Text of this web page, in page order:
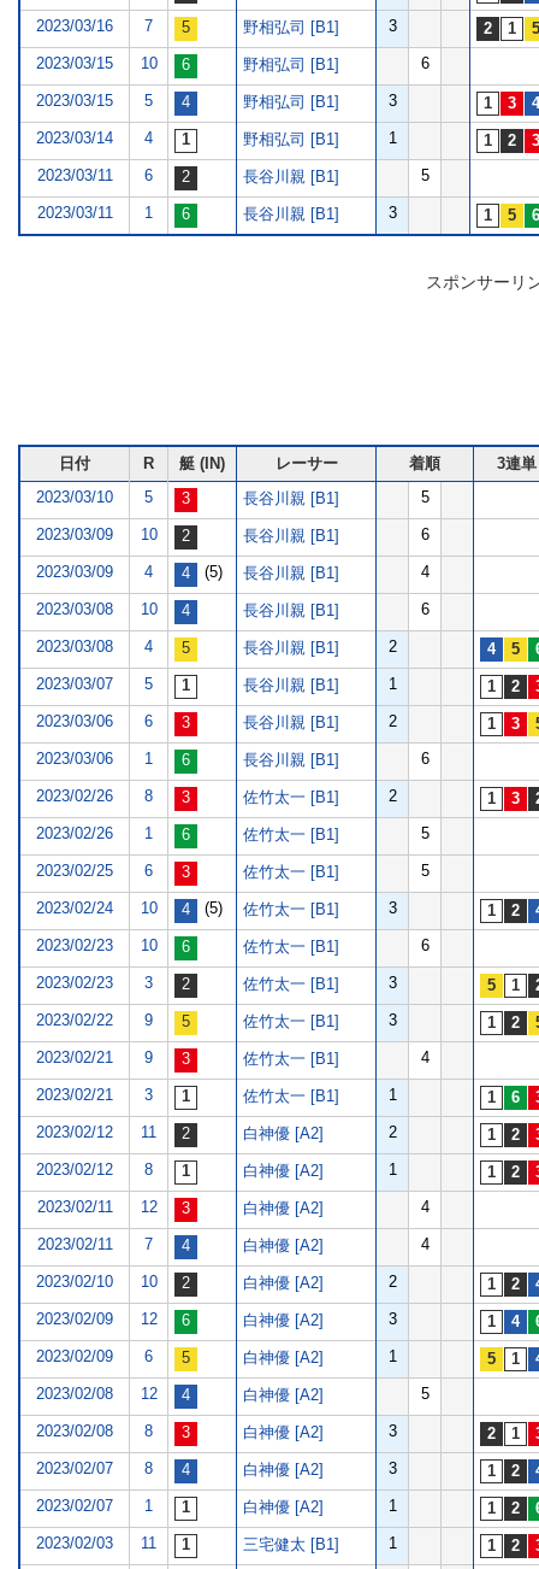
2023/03/16 7 野相弘司 [B1] 3
2023/03/15 10 野相弘司 [B1] 6
2023/03/15 5 野相弘司 [B1] 3
2023/03/14 4 野相弘司 [B1] 1
2023/03/11 6 長谷川親 [B1] 5
2023/03/11 1 長谷川親 [B1] 3
スポンサーリ
日付 R 艇 (IN) レーサー 着順
3連単
2023/03/10
5 長谷川親 [B1] 5
2023/03/09 10 長谷川親 [B1] 6
2023/03/09 4 (5) 長谷川親 [B1] 4
2023/03/08 10 長谷川親 [B1] 6
2023/03/08 4 長谷川親 [B1] 2
2023/03/07 5 長谷川親 [B1] 1
2023/03/06 6 長谷川親 [B1] 2
2023/03/06 1 長谷川親 [B1] 6
2023/02/26 8 佐竹太一 [B1] 2
2023/02/26 1 佐竹太一 [B1] 5
2023/02/25 6 佐竹太一 [B1] 5
2023/02/24 10 (5) 佐竹太一 [B1] 3
2023/02/23 10 佐竹太一 [B1] 6
2023/02/23 3 佐竹太一 [B1] 3
2023/02/22 9 佐竹太一 [B1] 3
2023/02/21 9 佐竹太一 [B1] 4
2023/02/21 3 佐竹太一 [B1] 1
2023/02/12 11 白神優 [A2] 2
2023/02/12 8 白神優 [A2] 1
2023/02/11 12 白神優 [A2] 4
2023/02/11 7 白神優 [A2] 4
2023/02/10 10 白神優 [A2] 2
2023/02/09 12 白神優 [A2] 3
2023/02/09 6 白神優 [A2] 1
2023/02/08 12 白神優 [A2] 5
2023/02/08 8 白神優 [A2] 3
2023/02/07 8 白神優 [A2] 3
2023/02/07 1 白神優 [A2] 1
2023/02/03 11 三宅健太 [B1] 1